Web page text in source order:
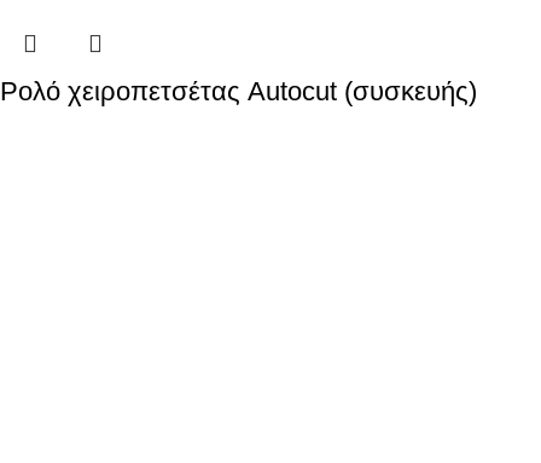
Ρολό χειροπετσέτας Autocut (συσκευής)